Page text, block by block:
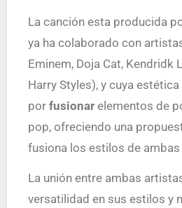
La canción esta producida
ya ha colaborado con
Eminem, Doja Cat, Kendridk
Harry Styles), y cuya
por fusionarelementos de
pop, ofreciendo una
fusiona los estilos de
La unión entre ambas
versatilidad en sus estilos y